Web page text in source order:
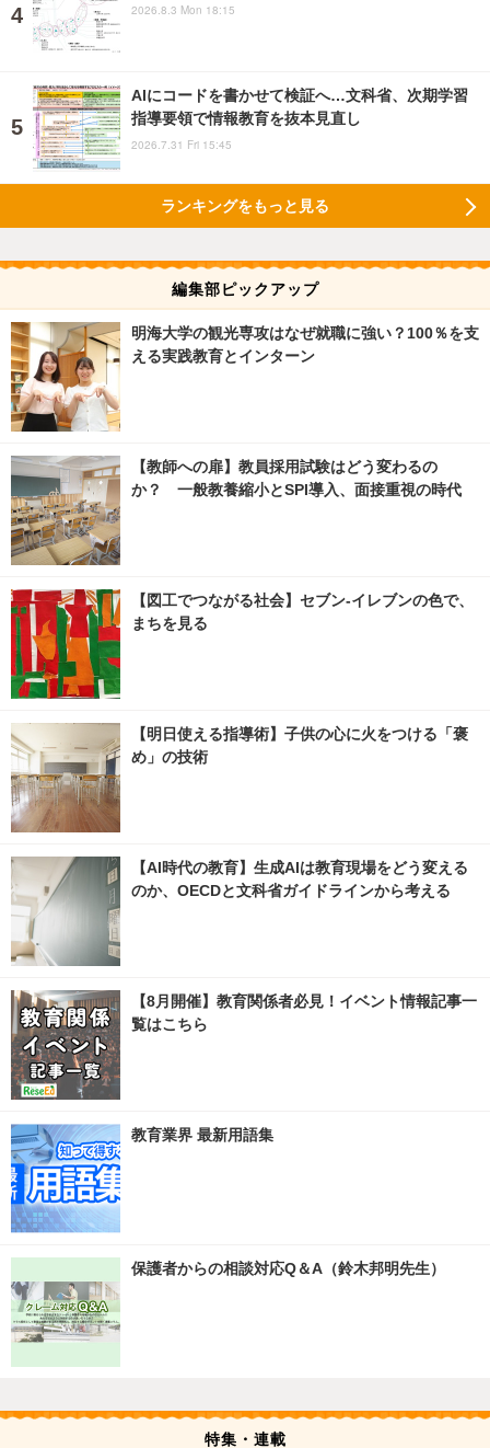
2026.8.3 Mon 18:15
AIにコードを書かせて検証へ…文科省、次期学習
指導要領で情報教育を抜本見直し
2026.7.31 Fri 15:45
ランキングをもっと見る
編集部ピックアップ
明海大学の観光専攻はなぜ就職に強い？100％を支
える実践教育とインターン
【教師への扉】教員採用試験はどう変わるの
か？ 一般教養縮小とSPI導入、面接重視の時代
【図工でつながる社会】セブン‐イレブンの色で、
まちを見る
【明日使える指導術】子供の心に火をつける「褒
め」の技術
【AI時代の教育】生成AIは教育現場をどう変える
のか、OECDと文科省ガイドラインから考える
【8月開催】教育関係者必見！イベント情報記事一
覧はこちら
教育業界 最新用語集
保護者からの相談対応Q＆A（鈴木邦明先生）
特集・連載